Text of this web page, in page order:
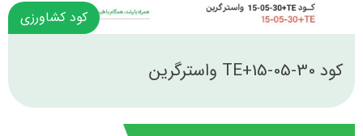
کود کشاورزی
کود 30-05-15+TE واسترگرین